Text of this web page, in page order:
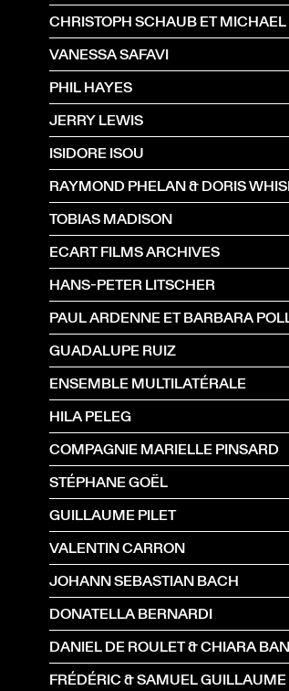
CHRISTOPH SCHAUB ET
VANESSA SAFAVI
PHIL HAYES
JERRY LEWIS
ISIDORE ISOU
RAYMOND PHELAN & DORIS
TOBIAS MADISON
ECART FILMS ARCHIVES
HANS-PETER LITSCHER
PAUL ARDENNE ET BARBARA
GUADALUPE RUIZ
ENSEMBLE MULTILATÉRALE
HILA PELEG
COMPAGNIE MARIELLE PINSARD
STÉPHANE GOËL
GUILLAUME PILET
VALENTIN CARRON
JOHANN SEBASTIAN BACH
DONATELLA BERNARDI
DANIEL DE ROULET & CHIARA
FRÉDÉRIC & SAMUEL GUILLAUME